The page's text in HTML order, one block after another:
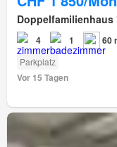
Doppelfamilienhaus
4 1 60
Parkplatz
Vor 15 Tagen